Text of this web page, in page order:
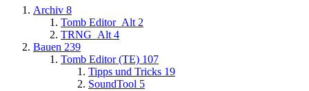
Archiv 8
Tomb Editor_Alt 2
TRNG_Alt 4
Bauen 239
Tomb Editor (TE) 107
Tipps und Tricks 19
SoundTool 5